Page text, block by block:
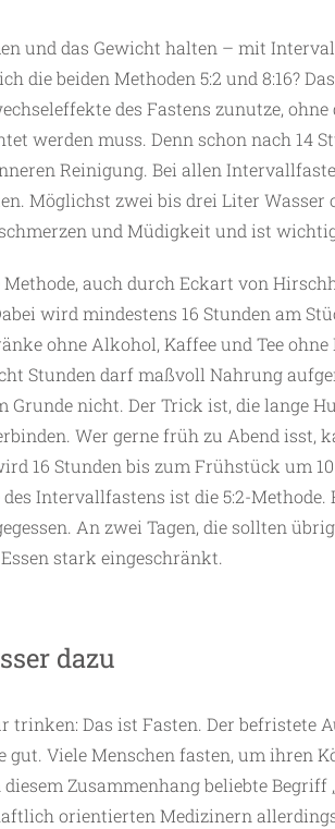
und das Gewicht halten – mit
die beiden Methoden 5:2 und 8:16?
des Fastens zunutze, ohne
werden muss. Denn schon nach 14
Reinigung. Bei allen
Möglichst zwei bis drei Liter Wasser
und Müdigkeit und ist
auch durch Eckart von
wird mindestens 16 Stunden am
ohne Alkohol, Kaffee und Tee
Stunden darf maßvoll Nahrung
Grunde nicht. Der Trick ist, die lange
Wer gerne früh zu Abend isst,
16 Stunden bis zum Frühstück um
Intervallfastens ist die 5:2-
An zwei Tagen, die sollten
stark eingeschränkt.
dazu
trinken: Das ist Fasten. Der befristete
gut. Viele Menschen fasten, um ihren
Zusammenhang beliebte Begriff
orientierten Medizinern allerdings